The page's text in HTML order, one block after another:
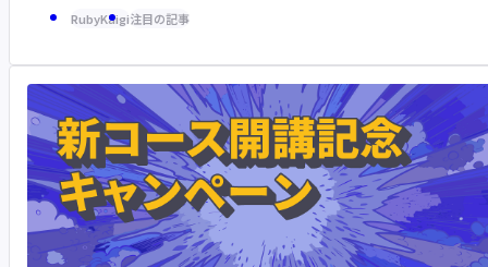
RubyKaigi注目の記事